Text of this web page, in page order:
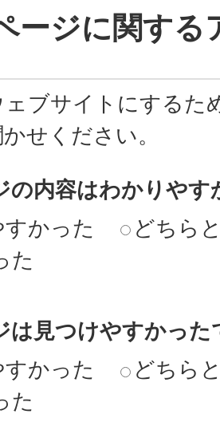
ージに関する
ェブサイトにするた
せください。
の内容はわかりやす
かった
どちら
た
は見つけやすかった
かった
どちら
た